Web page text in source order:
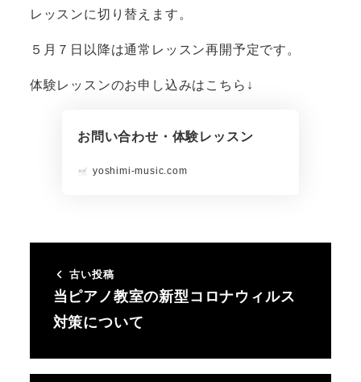
レッスンに切り替えます。
５月７日以降は通常レッスン再開予定です。
体験レッスンのお申し込みはこちら↓
お問い合わせ・体験レッスン
yoshimi-music.com
古い投稿
当ピアノ教室の新型コロナウィルス
対策について